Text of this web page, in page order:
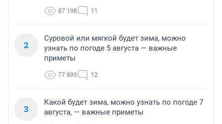
87 198 11
2
Суровой или мягкой будет зима, можно
узнать по погоде 5 августа — важные
приметы
77 893 12
3
Какой будет зима, можно узнать по погоде 7
августа, — важные приметы